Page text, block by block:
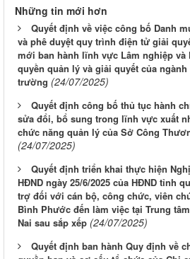
Những tin mới hơn
Quyết định về việc công bố Danh
và phê duyệt quy trình điện tử giải
mới ban hành lĩnh vực Lâm nghiệp và
quyền quản lý và giải quyết của
trường (24/07/2025)
Quyết định công bố thủ tục hành
sửa đổi, bổ sung trong lĩnh vực xuất
chức năng quản lý của Sở Công
(24/07/2025)
Quyết định triển khai thực hiện
HĐND ngày 25/6/2025 của HĐND tỉnh
trợ đối với cán bộ, công chức, viên
Bình Phước đến làm việc tại Trung
Nai sau sắp xếp (24/07/2025)
Quyết định ban hành Quy định về